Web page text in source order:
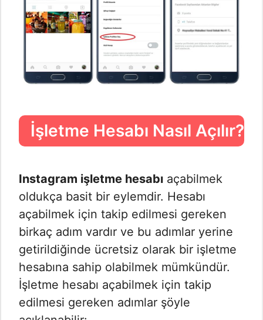
İşletme Hesabı Nasıl Açılır?
Instagram işletme hesabı açabilmek
oldukça basit bir eylemdir. Hesabı
açabilmek için takip edilmesi gereken
birkaç adım vardır ve bu adımlar yerine
getirildiğinde ücretsiz olarak bir işletme
hesabına sahip olabilmek mümkündür.
İşletme hesabı açabilmek için takip
edilmesi gereken adımlar şöyle